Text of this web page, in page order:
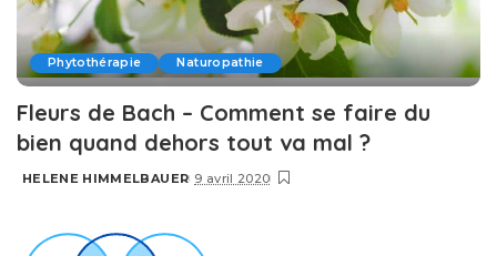
Phytothérapie Naturopathie
Fleurs de Bach – Comment se faire du
bien quand dehors tout va mal ?
Posted
HELENE HIMMELBAUER 9 avril 2020